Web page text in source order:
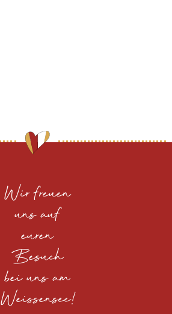
Wir freuen
uns auf
euren
Besuch
bei uns am
Weissensee!